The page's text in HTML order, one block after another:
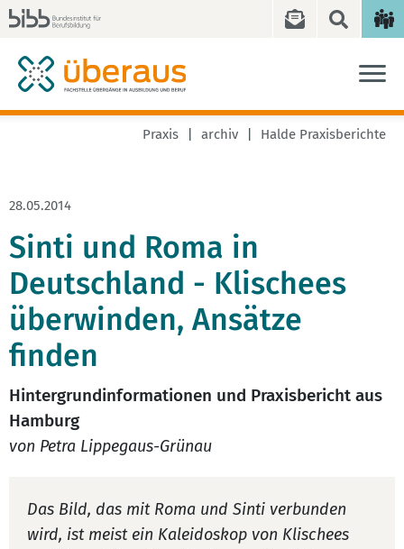
Praxis archiv Halde Praxisberichte
28.05.2014
Sinti und Roma in
Deutschland - Klischees
überwinden, Ansätze
finden
Hintergrundinformationen und Praxisbericht aus
Hamburg
von Petra Lippegaus-Grünau
Das Bild, das mit Roma und Sinti verbunden
wird, ist meist ein Kaleidoskop von Klischees